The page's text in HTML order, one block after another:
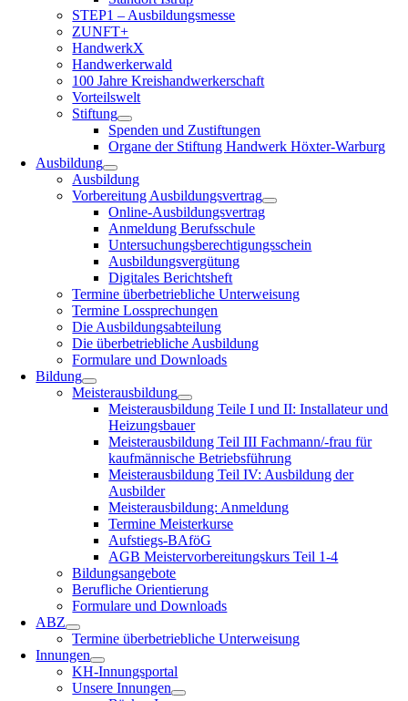
STEP1 – Ausbildungsmesse
ZUNFT+
HandwerkX
Handwerkerwald
100 Jahre Kreishandwerkerschaft
Vorteilswelt
Stiftung
Spenden und Zustiftungen
Organe der Stiftung Handwerk Höxter-Warburg
Ausbildung
Ausbildung
Vorbereitung Ausbildungsvertrag
Online-Ausbildungsvertrag
Anmeldung Berufsschule
Untersuchungsberechtigungsschein
Ausbildungsvergütung
Digitales Berichtsheft
Termine überbetriebliche Unterweisung
Termine Lossprechungen
Die Ausbildungsabteilung
Die überbetriebliche Ausbildung
Formulare und Downloads
Bildung
Meisterausbildung
Meisterausbildung Teile I und II: Installateur und
Heizungsbauer
Meisterausbildung Teil III Fachmann/-frau für
kaufmännische Betriebsführung
Meisterausbildung Teil IV: Ausbildung der
Ausbilder
Meisterausbildung: Anmeldung
Termine Meisterkurse
Aufstiegs-BAföG
AGB Meistervorbereitungskurs Teil 1-4
Bildungsangebote
Berufliche Orientierung
Formulare und Downloads
ABZ
Termine überbetriebliche Unterweisung
Innungen
KH-Innungsportal
Unsere Innungen